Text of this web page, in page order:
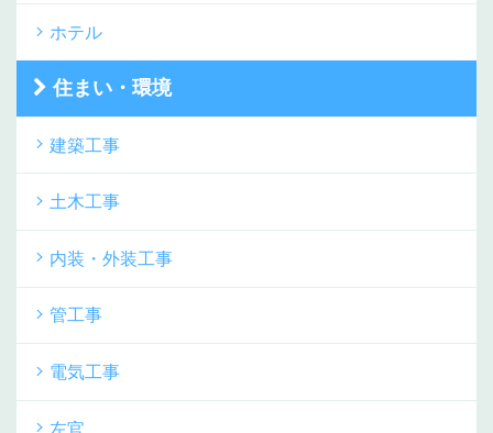
ホテル
住まい・環境
建築工事
土木工事
内装・外装工事
管工事
電気工事
左官